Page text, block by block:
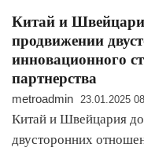
Китай и
продвижении
инновационного
партнерства
metroadmin 23.01.2025
Китай и Швейцария
двусторонних